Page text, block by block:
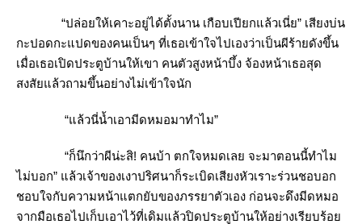
“ปล่อยให้เคาะอยู่ได้ตั้งนาน เกือบเปียกแล้วเนี่ย” เสียงบ่น
กะปอดกะแปดของคนเป็นๆ ที่เธอเข้าใจไปเองว่าเป็นผีร้ายดังขึ้น
เมื่อเธอเปิดประตูบ้านให้เขา คนตัวสูงหน้าบึ้ง จ้องหน้าเธอสุด
สงสัยแล้วถามขึ้นอย่างไม่เข้าใจนัก
“แล้วนี่น้ำเอามีดหมอมาทำไม”
“ก็นึกว่าผีน่ะสิ! คนบ้า ตกใจหมดเลย จะมาตอนนี้ทำไม
ไม่บอก” แล้วเจ้าของเงาปริศนาก็ระเบิดเสียงหัวเราะร่วนชอบอก
ชอบใจกับความหน้าแตกยับของภรรยาตัวเอง ก่อนจะดึงมีดหมอ
จากมือเธอไปเก็บเอาไว้ที่เดิมแล้วปิดประตูบ้านให้อย่างเรียบร้อ